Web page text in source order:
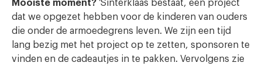
Mooiste moment? ‘Sinterklaas bestaat, een project
dat we opgezet hebben voor de kinderen van ouders
die onder de armoedegrens leven. We zijn een tijd
lang bezig met het project op te zetten, sponsoren te
vinden en de cadeautjes in te pakken. Vervolgens zie